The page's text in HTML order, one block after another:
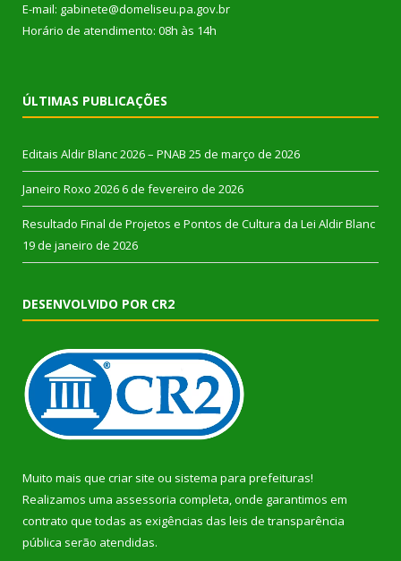
E-mail: gabinete@domeliseu.pa.gov.br
Horário de atendimento: 08h às 14h
ÚLTIMAS PUBLICAÇÕES
Editais Aldir Blanc 2026 – PNAB 25 de março de 2026
Janeiro Roxo 2026 6 de fevereiro de 2026
Resultado Final de Projetos e Pontos de Cultura da Lei Aldir Blanc
19 de janeiro de 2026
DESENVOLVIDO POR CR2
Muito mais que criar site ou sistema para prefeituras!
Realizamos uma assessoria completa, onde garantimos em
contrato que todas as exigências das leis de transparência
pública serão atendidas.